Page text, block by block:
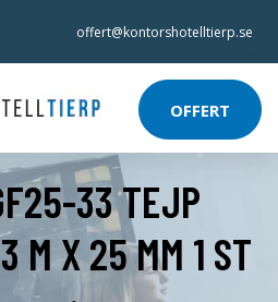
offert@kontorshotelltierp.se
OFFERT
33 TEJP
M X 25 MM 1 ST